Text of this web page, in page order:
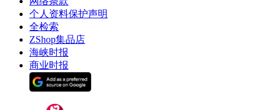
个人资料保护声明
全检索
ZShop集品店
海峡时报
商业时报